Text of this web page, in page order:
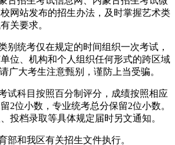
网站发布的招生办法，及时掌握艺术类
关要求。
别统考仅在规定的时间组织一次考试，
位、机构和个人组织任何形式的跨区域
广大考生注意甄别，谨防上当受骗。
试科目按照百分制评分，成绩按照相应
2位小数，专业统考总分保留2位小数。
投档录取等具体规定届时另文通知。
部和我区有关招生文件执行。